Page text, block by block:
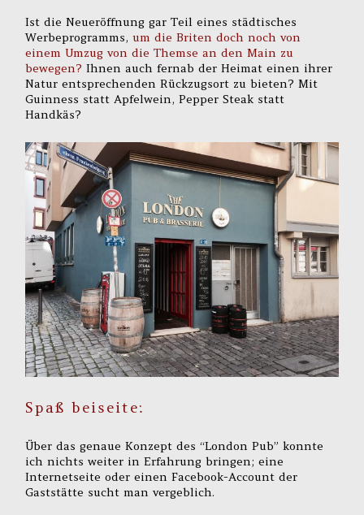
Ist die Neueröffnung gar Teil eines städtisches
Werbeprogramms,um die Briten doch noch von
einem Umzug von die Themse an den Main zu
bewegen? Ihnen auch fernab der Heimat einen ihrer
Natur entsprechenden Rückzugsort zu bieten? Mit
Guinness statt Apfelwein, Pepper Steak statt
Handkäs?
Spaß beiseite:
Über das genaue Konzept des “London Pub” konnte
ich nichts weiter in Erfahrung bringen; eine
Internetseite oder einen Facebook-Account der
Gaststätte sucht man vergeblich.